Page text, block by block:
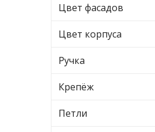
Цвет фасадов
Цвет корпуса
Ручка
Крепёж
Петли